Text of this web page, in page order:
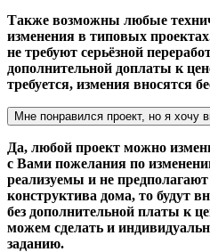
Также возможны любые
изменения в типовых
не требуют серьёзной
дополнительной доплаты к
требуется, измения вносятся
Мне понравился проект, но я хочу
Да, любой проект можно
с Вами пожелания по
реализуемы и не
конструктива дома, то будут
без дополнительной платы к
можем сделать и
заданию.